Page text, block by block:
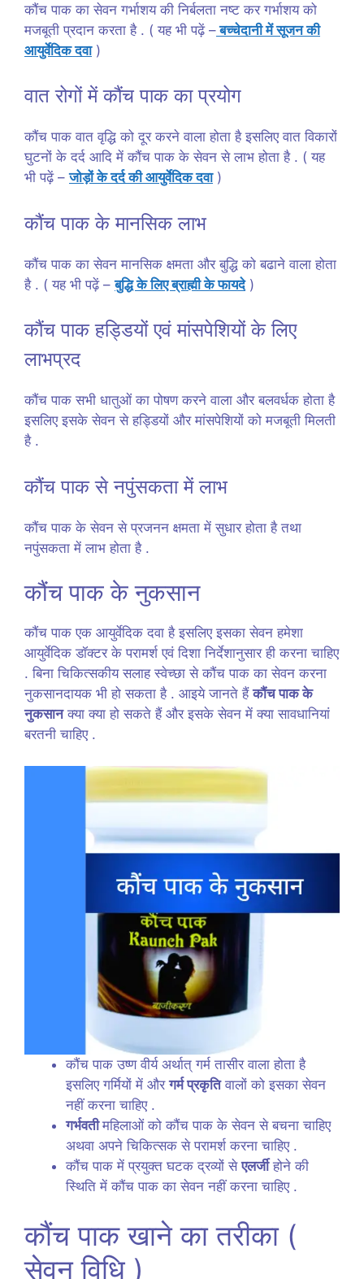
कौंच पाक का सेवन गर्भाशय की निर्बलता नष्ट कर गर्भाशय को
मजबूती प्रदान करता है . ( यह भी पढ़ें –बच्चेदानी में सूजन की
आयुर्वेदिक दवा)
वात रोगों में कौंच पाक का प्रयोग
कौंच पाक वात वृद्धि को दूर करने वाला होता है इसलिए वात विकारों
घुटनों के दर्द आदि में कौंच पाक के सेवन से लाभ होता है . ( यह
भी पढ़ें –जोड़ों के दर्द की आयुर्वेदिक दवा)
कौंच पाक के मानसिक लाभ
कौंच पाक का सेवन मानसिक क्षमता और बुद्धि को बढाने वाला होता
है . ( यह भी पढ़ें –बुद्धि के लिए ब्राह्मी के फायदे)
कौंच पाक हड्डियों एवं मांसपेशियों के लिए
लाभप्रद
कौंच पाक सभी धातुओं का पोषण करने वाला और बलवर्धक होता है
इसलिए इसके सेवन से हड्डियों और मांसपेशियों को मजबूती मिलती
है .
कौंच पाक से नपुंसकता में लाभ
कौंच पाक के सेवन से प्रजनन क्षमता में सुधार होता है तथा
नपुंसकता में लाभ होता है .
कौंच पाक के नुकसान
कौंच पाक एक आयुर्वेदिक दवा है इसलिए इसका सेवन हमेशा
आयुर्वेदिक डॉक्टर के परामर्श एवं दिशा निर्देशानुसार ही करना चाहिए
. बिना चिकित्सकीय सलाह स्वेच्छा से कौंच पाक का सेवन करना
नुकसानदायक भी हो सकता है . आइये जानते हैंकौंच पाक के
नुकसानक्या क्या हो सकते हैं और इसके सेवन में क्या सावधानियां
बरतनी चाहिए .
कौंच पाक उष्ण वीर्य अर्थात् गर्म तासीर वाला होता है
इसलिए गर्मियों में औरगर्म प्रकृतिवालों को इसका सेवन
नहीं करना चाहिए .
गर्भवतीमहिलाओं को कौंच पाक के सेवन से बचना चाहिए
अथवा अपने चिकित्सक से परामर्श करना चाहिए .
कौंच पाक में प्रयुक्त घटक द्रव्यों सेएलर्जीहोने की
स्थिति में कौंच पाक का सेवन नहीं करना चाहिए .
कौंच पाक खाने का तरीका (
सेवन विधि )